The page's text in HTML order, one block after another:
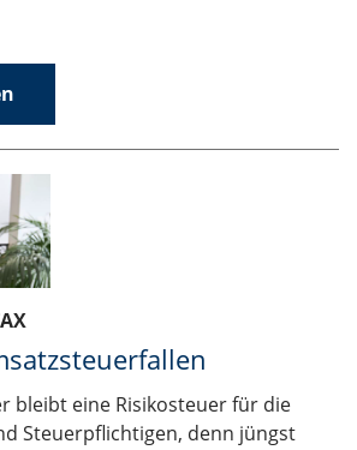
bleibt eine Risikosteuer für die
Steuerpflichtigen, denn jüngst